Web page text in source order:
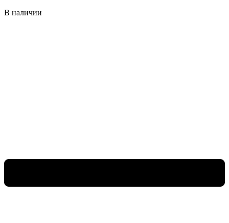
В наличии